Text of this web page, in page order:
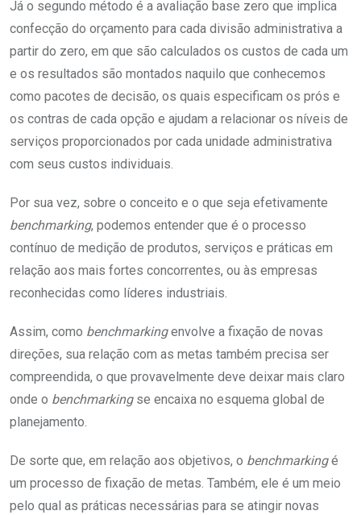
Já o segundo método é a avaliação base zero que implica
confecção do orçamento para cada divisão administrativa a
partir do zero, em que são calculados os custos de cada um
e os resultados são montados naquilo que conhecemos
como pacotes de decisão, os quais especificam os prós e
os contras de cada opção e ajudam a relacionar os níveis de
serviços proporcionados por cada unidade administrativa
com seus custos individuais.
Por sua vez, sobre o conceito e o que seja efetivamente
benchmarking, podemos entender que é o processo
contínuo de medição de produtos, serviços e práticas em
relação aos mais fortes concorrentes, ou às empresas
reconhecidas como líderes industriais.
Assim, como benchmarkingenvolve a fixação de novas
direções, sua relação com as metas também precisa ser
compreendida, o que provavelmente deve deixar mais claro
onde o benchmarking se encaixa no esquema global de
planejamento.
De sorte que, em relação aos objetivos, o benchmarkingé
um processo de fixação de metas. Também, ele é um meio
pelo qual as práticas necessárias para se atingir novas